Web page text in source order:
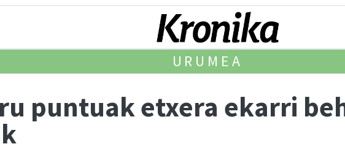
URUMEA
puntuak etxera ekarri